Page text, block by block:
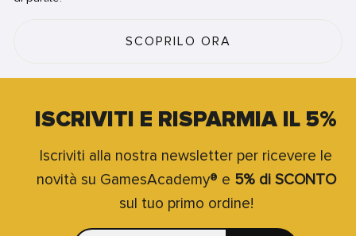
SCOPRILO ORA
ISCRIVITI E RISPARMIA IL 5%
Iscriviti alla nostra newsletter per ricevere le
novità su GamesAcademy® e 5% di SCONTO
sul tuo primo ordine!